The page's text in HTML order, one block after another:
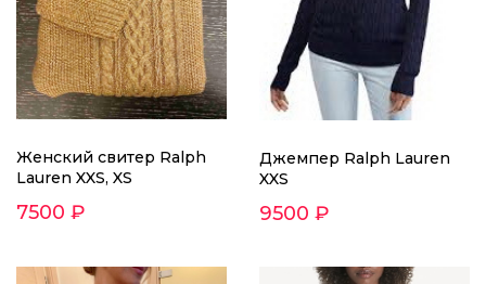
Женский свитер Ralph
Lauren XXS, XS
7500 ₽
Джемпер Ralph Lauren
XXS
9500 ₽